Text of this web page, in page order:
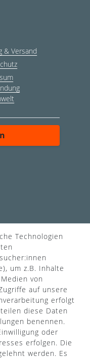
& Versand
Technologien
um z.B. Inhalte
von
auf unsere
erfolgt
diese Daten
benennen.
oder
erfolgen. Die
werden. Es